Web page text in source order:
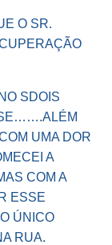
O SR.
SDOIS
UMA DOR
A
COM A
ESSE
ÚNICO
RUA.